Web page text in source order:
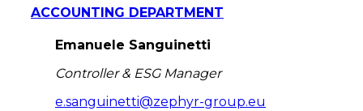
ACCOUNTING DEPARTMENT
Emanuele Sanguinetti
Controller & ESG Manager
e.sanguinetti@zephyr-group.eu